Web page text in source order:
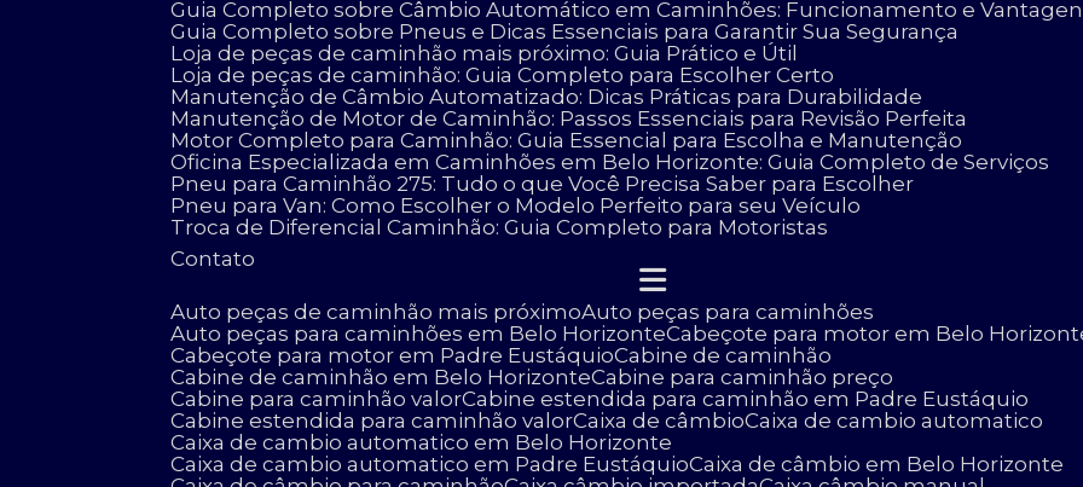
Guia Completo sobre Câmbio Automático em Caminhões: Funcionamento e
Guia Completo sobre Pneus e Dicas Essenciais para Garantir Sua Segurança
Loja de peças de caminhão mais próximo: Guia Prático e Útil
Loja de peças de caminhão: Guia Completo para Escolher Certo
Manutenção de Câmbio Automatizado: Dicas Práticas para Durabilidade
Manutenção de Motor de Caminhão: Passos Essenciais para Revisão Perfeita
Motor Completo para Caminhão: Guia Essencial para Escolha e Manutenção
Oficina Especializada em Caminhões em Belo Horizonte: Guia Completo de Serviços
Pneu para Caminhão 275: Tudo o que Você Precisa Saber para Escolher
Pneu para Van: Como Escolher o Modelo Perfeito para seu Veículo
Troca de Diferencial Caminhão: Guia Completo para Motoristas
Contato
Auto peças de caminhão mais próximo
Auto peças para caminhões
Auto peças para caminhões em Belo Horizonte Cabeçote para motor em Belo
Cabeçote para motor em Padre Eustáquio Cabine de caminhão
Cabine de caminhão em Belo Horizonte Cabine para caminhão preço
Cabine para caminhão valor Cabine estendida para caminhão em Padre Eustáquio
Cabine estendida para caminhão valor Caixa de câmbio Caixa de cambio automatico
Caixa de cambio automatico em Belo Horizonte
Caixa de cambio automatico em Padre Eustáquio Caixa de câmbio em Belo Horizonte